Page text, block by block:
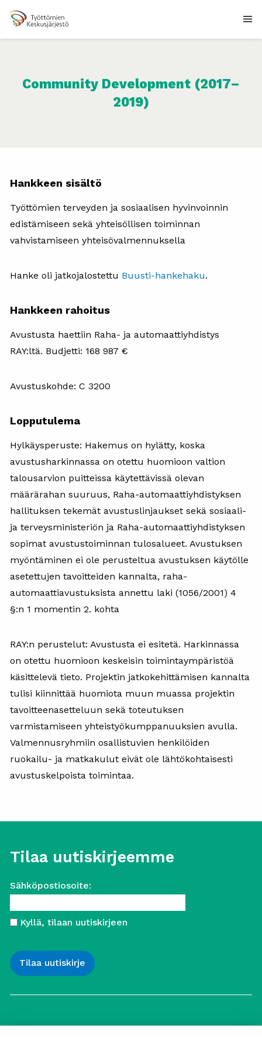
Community Development (2017–
2019)
Hankkeen sisältö
Työttömien terveyden ja sosiaalisen hyvinvoinnin
edistämiseen sekä yhteisöllisen toiminnan
vahvistamiseen yhteisövalmennuksella
Hanke oli jatkojalostettu Buusti-hankehaku.
Hankkeen rahoitus
Avustusta haettiin Raha- ja automaattiyhdistys
RAY:ltä. Budjetti: 168 987 €
Avustuskohde: C 3200
Lopputulema
Hylkäysperuste: Hakemus on hylätty, koska
avustusharkinnassa on otettu huomioon valtion
talousarvion puitteissa käytettävissä olevan
määrärahan suuruus, Raha-automaattiyhdistyksen
hallituksen tekemät avustuslinjaukset sekä sosiaali-
ja terveysministeriön ja Raha-automaattiyhdistyksen
sopimat avustustoiminnan tulosalueet. Avustuksen
myöntäminen ei ole perusteltua avustuksen käytölle
asetettujen tavoitteiden kannalta, raha-
automaattiavustuksista annettu laki (1056/2001) 4
§:n 1 momentin 2. kohta
RAY:n perustelut: Avustusta ei esitetä. Harkinnassa
on otettu huomioon keskeisin toimintaympäristöä
käsittelevä tieto. Projektin jatkokehittämisen kannalta
tulisi kiinnittää huomiota muun muassa projektin
tavoitteenasetteluun sekä toteutuksen
varmistamiseen yhteistyökumppanuuksien avulla.
Valmennusryhmiin osallistuvien henkilöiden
ruokailu- ja matkakulut eivät ole lähtökohtaisesti
avustuskelpoista toimintaa.
Tilaa uutiskirjeemme
Sähköpostiosoite:
Kyllä, tilaan uutiskirjeen
Työttömien Keskusjärjestö ry